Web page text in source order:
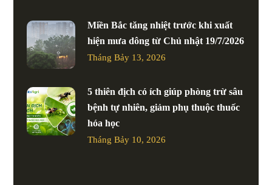
Miền Bắc tăng nhiệt trước khi xuất
hiện mưa dông từ Chủ nhật 19/7/2026
Tháng Bảy 13, 2026
5 thiên địch có ích giúp phòng trừ sâu
bệnh tự nhiên, giảm phụ thuộc thuốc
hóa học
Tháng Bảy 10, 2026